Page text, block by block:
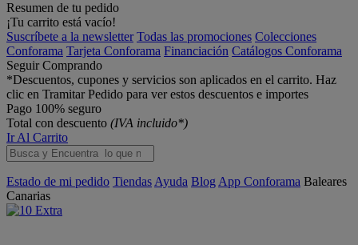
Resumen de tu pedido
¡Tu carrito está vacío!
Suscríbete a la newsletter Todas las promociones Colecciones
Conforama Tarjeta Conforama Financiación Catálogos Conforama
Seguir Comprando
*Descuentos, cupones y servicios son aplicados en el carrito. Haz
clic en Tramitar Pedido para ver estos descuentos e importes
Pago 100% seguro
Total con descuento (IVA incluido*)
Ir Al Carrito
Estado de mi pedido Tiendas Ayuda Blog App Conforama Baleares
Canarias